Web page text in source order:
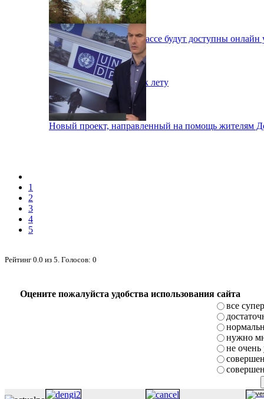
Школа онлайн: на Донбассе будут доступны онлайн
Донецк преображается к лету
Новый проект, направленный на помощь жителям
1
2
3
4
5
Рейтинг 0.0 из 5 . Голосов: 0
Оцените пожалуйста удобства использования сайта
все супер
нужно
не очень